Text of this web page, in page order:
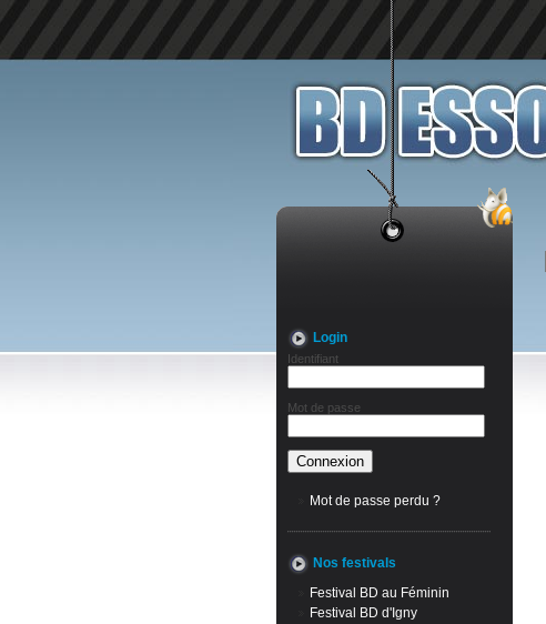
Login
Identifiant
Mot de passe
Mot de passe perdu ?
Nos festivals
Festival BD au Féminin
Festival BD d'Igny